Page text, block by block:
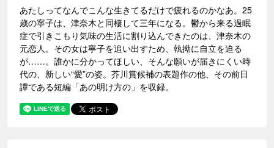
あたしってなんでこんな生きてるだけで疲れるのかなあ。25
歳の寧子は、津奈木と同棲して三年になる。鬱から来る過眠
症で引きこもり気味の生活に割り込んできたのは、津奈木の
元恋人。その女は寧子を追い出すため、執拗に自立を迫る
が……。誰かに分かってほしい、そんな願いが届きにくい時
代の、新しい“愛”の姿。芥川賞候補の表題作の他、その前日
譚である短編「あの明け方の」を収録。